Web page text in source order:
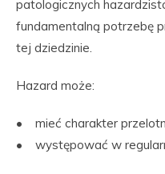
patologicznych
fundamentalną potrzebę
tej dziedzinie.
Hazard może:
• mieć charakter
• występować w